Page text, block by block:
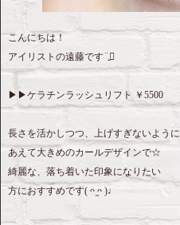
こんにちは！
アイリストの遠藤です¨̮⃝
▶︎▶︎ケラチンラッシュリフト ￥5500
長さを活かしつつ、上げすぎないように
あえて大きめのカールデザインで‪☆
綺麗な、落ち着いた印象になりたい
方におすすめです( ᴖ ̫ᴖ )♩